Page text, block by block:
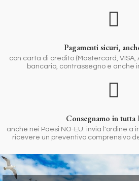
Pagamenti sicuri,
con carta di credito (Mastercard, VISA,
bancario, contrassegno e anche
Consegnamo in tutta
anche nei Paesi NO-EU: invia l'ordine a
ricevere un preventivo comprensivo